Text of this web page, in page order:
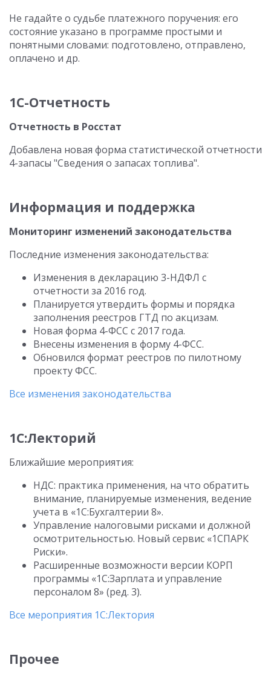
Не гадайте о судьбе платежного поручения: его
состояние указано в программе простыми и
понятными словами: подготовлено, отправлено,
оплачено и др.
1С-Отчетность
Отчетность в Росстат
Добавлена новая форма статистической отчетности
4-запасы "Сведения о запасах топлива".
Информация и поддержка
Мониторинг изменений законодательства
Последние изменения законодательства:
Изменения в декларацию 3-НДФЛ с
отчетности за 2016 год.
Планируется утвердить формы и порядка
заполнения реестров ГТД по акцизам.
Новая форма 4-ФСС с 2017 года.
Внесены изменения в форму 4-ФСС.
Обновился формат реестров по пилотному
проекту ФСС.
Все изменения законодательства
1С:Лекторий
Ближайшие мероприятия:
НДС: практика применения, на что обратить
внимание, планируемые изменения, ведение
учета в «1С:Бухгалтерии 8».
Управление налоговыми рисками и должной
осмотрительностью. Новый сервис «1СПАРК
Риски».
Расширенные возможности версии КОРП
программы «1С:Зарплата и управление
персоналом 8» (ред. 3).
Все мероприятия 1С:Лектория
Прочее